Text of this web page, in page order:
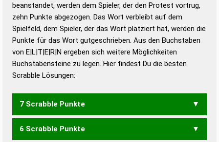
Duden – Standardwerk in 12 Bänden
Duden – Richtiges und gutes
Deutsch
Duden – Die deutsche Grammatik
Duden – Deutsches
beanstandet, werden dem Spieler, der den Protest vortrug,
zehn Punkte abgezogen. Das Wort verbleibt auf dem
Spielfeld, dem Spieler, der das Wort platziert hat, werden die
Punkte für das Wort gutgeschrieben. Aus den Buchstaben
von E|L|T|E|R|N ergeben sich weitere Möglichkeiten
Buchstabensteine zu legen. Hier findest Du die besten
Scrabble Lösungen:
7 Scrabble Punkte
LERNET LERNTE
6 Scrabble Punkte